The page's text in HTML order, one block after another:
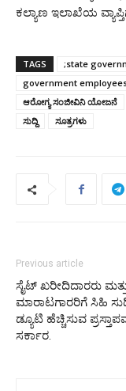
ಕಲ್ಯಾಣ ಇಲಾಖೆಯ
TAGS ;state
government
ಆರೋಗ್ಯ ಸಂಜೀವಿನಿ ಯೋಜನೆ
ಸುದ್ದಿ
ಸೂತ್ರಗಳು
Previous article
ಸೈಟ್ ಖರೀದಿದಾರರು
ಮಾರಾಟಗಾರರಿಗೆ ಸಿಹಿ
ಡ್ಯೂಟಿ ಹೆಚ್ಚಿಸುವ
ಸರ್ಕಾರ.